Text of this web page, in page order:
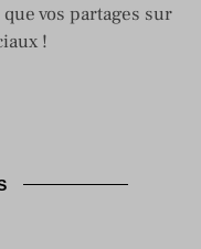
vos partages sur
!